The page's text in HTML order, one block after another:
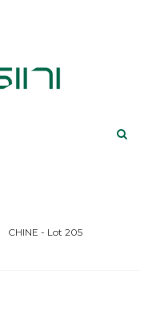
CHINE - Lot 205